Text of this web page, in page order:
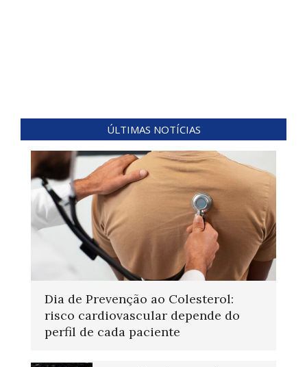
ÚLTIMAS NOTÍCIAS
Dia de Prevenção ao Colesterol:
risco cardiovascular depende do
perfil de cada paciente